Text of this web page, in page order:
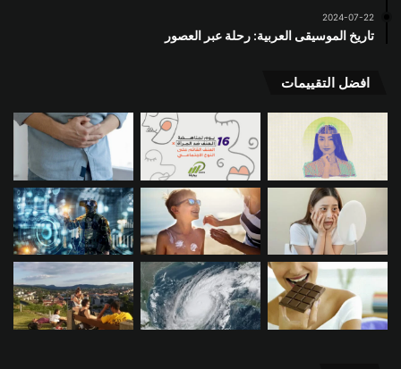
2024-07-22
تاريخ الموسيقى العربية: رحلة عبر العصور
افضل التقييمات